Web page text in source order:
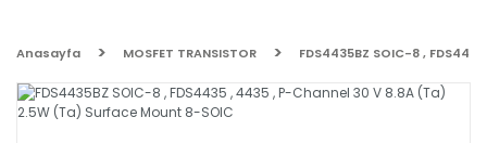
Anasayfa MOSFET TRANSISTOR FDS4435BZ SOIC-8 ,